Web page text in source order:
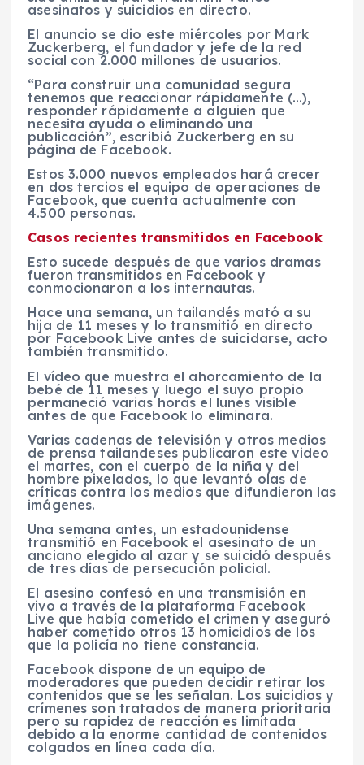
asesinatos y suicidios en directo.
El anuncio se dio este miércoles por Mark
Zuckerberg, el fundador y jefe de la red
social con 2.000 millones de usuarios.
“Para construir una comunidad segura
tenemos que reaccionar rápidamente (…),
responder rápidamente a alguien que
necesita ayuda o eliminando una
publicación”, escribió Zuckerberg en su
página de Facebook.
Estos 3.000 nuevos empleados hará crecer
en dos tercios el equipo de operaciones de
Facebook, que cuenta actualmente con
4.500 personas.
Casos recientes transmitidos en Facebook
Esto sucede después de que varios dramas
fueron transmitidos en Facebook y
conmocionaron a los internautas.
Hace una semana, un tailandés mató a su
hija de 11 meses y lo transmitió en directo
por Facebook Live antes de suicidarse, acto
también transmitido.
El vídeo que muestra el ahorcamiento de la
bebé de 11 meses y luego el suyo propio
permaneció varias horas el lunes visible
antes de que Facebook lo eliminara.
Varias cadenas de televisión y otros medios
de prensa tailandeses publicaron este video
el martes, con el cuerpo de la niña y del
hombre pixelados, lo que levantó olas de
críticas contra los medios que difundieron las
imágenes.
Una semana antes, un estadounidense
transmitió en Facebook el asesinato de un
anciano elegido al azar y se suicidó después
de tres días de persecución policial.
El asesino confesó en una transmisión en
vivo a través de la plataforma Facebook
Live que había cometido el crimen y aseguró
haber cometido otros 13 homicidios de los
que la policía no tiene constancia.
Facebook dispone de un equipo de
moderadores que pueden decidir retirar los
contenidos que se les señalan. Los suicidios y
crímenes son tratados de manera prioritaria
pero su rapidez de reacción es limitada
debido a la enorme cantidad de contenidos
colgados en línea cada día.